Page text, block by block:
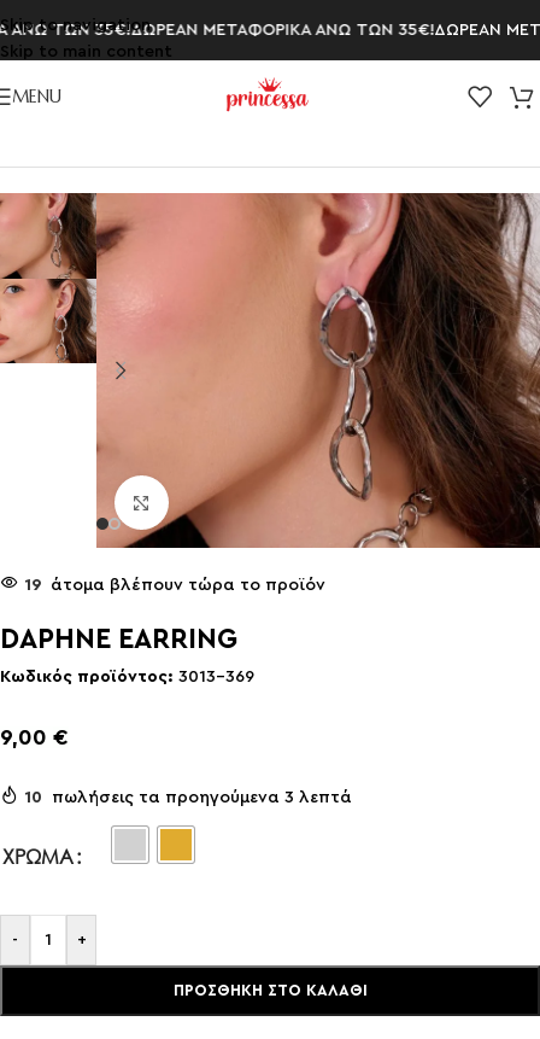
Skip to navigation
Skip to main content
ΤΩΝ 35€!ΔΩΡΕΑΝ ΜΕΤΑΦΟΡΙΚΑ ΑΝΩ ΤΩΝ 35€!ΔΩΡΕΑΝ
MENU
ΣΚΟΥΛΑΡΙΚΙΑ
Click to enlarge
19 άτομα βλέπουν τώρα το προϊόν
DAPHNE EARRING
Κωδικός προϊόντος: 3013-369
9,00 €
10 πωλήσεις τα προηγούμενα 3 λεπτά
ΧΡΏΜΑ
- +
ΠΡΟΣΘΉΚΗ ΣΤΟ ΚΑΛΆΘΙ